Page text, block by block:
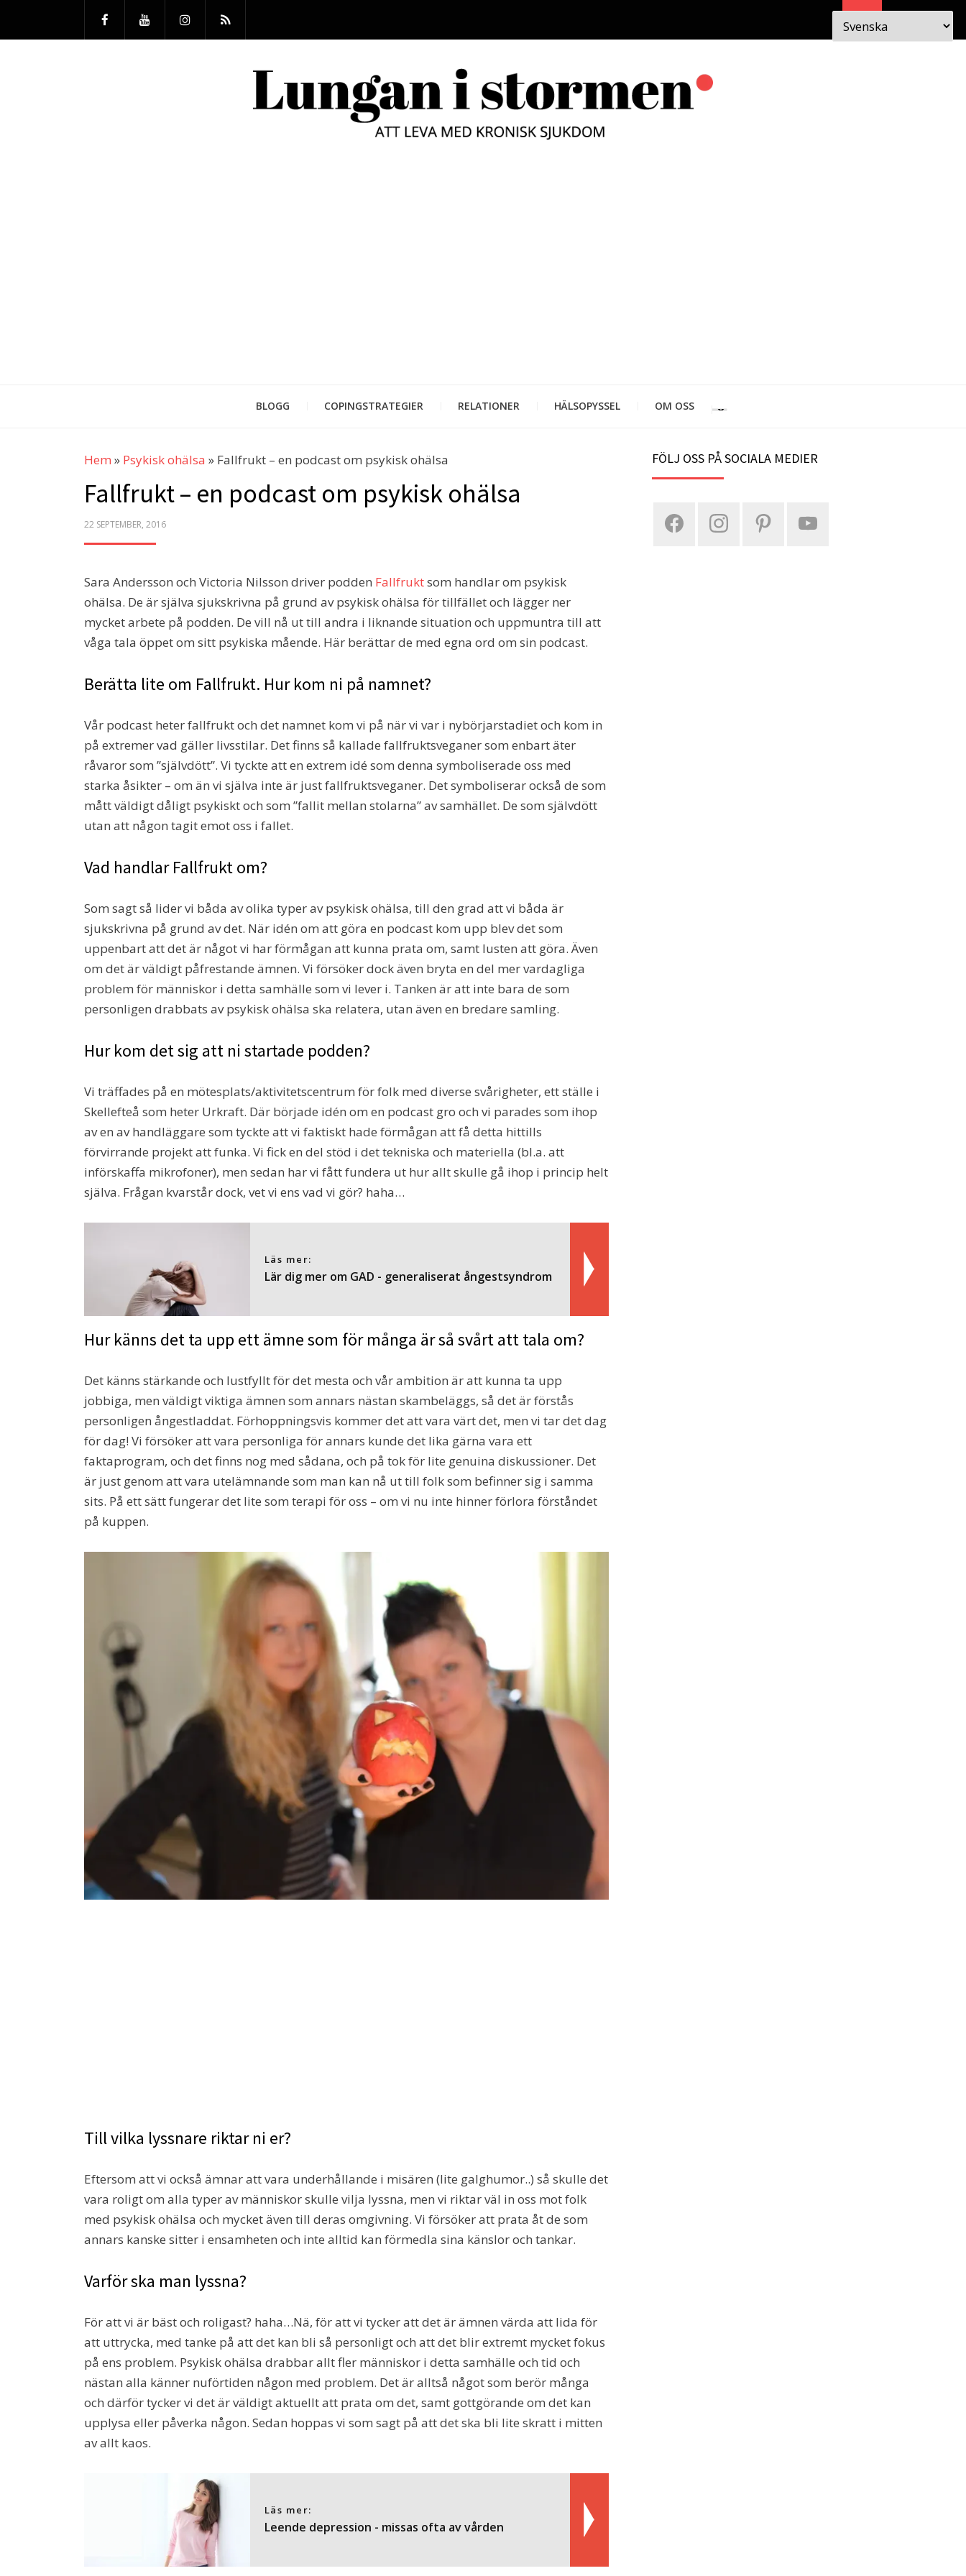
Sök
BLOGG COPINGSTRATEGIER RELATIONER HÄLSOPYSSEL OM OSS
Hem » Psykisk ohälsa » Fallfrukt – en podcast om psykisk ohälsa
Fallfrukt – en podcast om psykisk ohälsa
POSTED
22 SEPTEMBER, 2016
Sara Andersson och Victoria Nilsson driver podden Fallfruktsom handlar om psykisk
ohälsa. De är själva sjukskrivna på grund av psykisk ohälsa för tillfället och lägger ner
mycket arbete på podden. De vill nå ut till andra i liknande situation och uppmuntra till att
våga tala öppet om sitt psykiska mående. Här berättar de med egna ord om sin podcast.
Berätta lite om Fallfrukt. Hur kom ni på namnet?
Vår podcast heter fallfrukt och det namnet kom vi på när vi var i nybörjarstadiet och kom in
på extremer vad gäller livsstilar. Det finns så kallade fallfruktsveganer som enbart äter
råvaror som ”självdött”. Vi tyckte att en extrem idé som denna symboliserade oss med
starka åsikter – om än vi själva inte är just fallfruktsveganer. Det symboliserar också de som
mått väldigt dåligt psykiskt och som ”fallit mellan stolarna” av samhället. De som självdött
utan att någon tagit emot oss i fallet.
Vad handlar Fallfrukt om?
Som sagt så lider vi båda av olika typer av psykisk ohälsa, till den grad att vi båda är
sjukskrivna på grund av det. När idén om att göra en podcast kom upp blev det som
uppenbart att det är något vi har förmågan att kunna prata om, samt lusten att göra. Även
om det är väldigt påfrestande ämnen. Vi försöker dock även bryta en del mer vardagliga
problem för människor i detta samhälle som vi lever i. Tanken är att inte bara de som
personligen drabbats av psykisk ohälsa ska relatera, utan även en bredare samling.
Hur kom det sig att ni startade podden?
Vi träffades på en mötesplats/aktivitetscentrum för folk med diverse svårigheter, ett ställe i
Skellefteå som heter Urkraft. Där började idén om en podcast gro och vi parades som ihop
av en av handläggare som tyckte att vi faktiskt hade förmågan att få detta hittills
förvirrande projekt att funka. Vi fick en del stöd i det tekniska och materiella (bl.a. att
införskaffa mikrofoner), men sedan har vi fått fundera ut hur allt skulle gå ihop i princip helt
själva. Frågan kvarstår dock, vet vi ens vad vi gör? haha…
Läs mer:
Lär dig mer om GAD - generaliserat ångestsyndrom
Hur känns det ta upp ett ämne som för många är så svårt att tala om?
Det känns stärkande och lustfyllt för det mesta och vår ambition är att kunna ta upp
jobbiga, men väldigt viktiga ämnen som annars nästan skambeläggs, så det är förstås
personligen ångestladdat. Förhoppningsvis kommer det att vara värt det, men vi tar det dag
för dag! Vi försöker att vara personliga för annars kunde det lika gärna vara ett
faktaprogram, och det finns nog med sådana, och på tok för lite genuina diskussioner. Det
är just genom att vara utelämnande som man kan nå ut till folk som befinner sig i samma
sits. På ett sätt fungerar det lite som terapi för oss – om vi nu inte hinner förlora förståndet
på kuppen.
Till vilka lyssnare riktar ni er?
Eftersom att vi också ämnar att vara underhållande i misären (lite galghumor..) så skulle det
vara roligt om alla typer av människor skulle vilja lyssna, men vi riktar väl in oss mot folk
med psykisk ohälsa och mycket även till deras omgivning. Vi försöker att prata åt de som
annars kanske sitter i ensamheten och inte alltid kan förmedla sina känslor och tankar.
Varför ska man lyssna?
För att vi är bäst och roligast? haha…Nä, för att vi tycker att det är ämnen värda att lida för
att uttrycka, med tanke på att det kan bli så personligt och att det blir extremt mycket fokus
på ens problem. Psykisk ohälsa drabbar allt fler människor i detta samhälle och tid och
nästan alla känner nuförtiden någon med problem. Det är alltså något som berör många
och därför tycker vi det är väldigt aktuellt att prata om det, samt gottgörande om det kan
upplysa eller påverka någon. Sedan hoppas vi som sagt på att det ska bli lite skratt i mitten
av allt kaos.
Läs mer:
Leende depression - missas ofta av vården
FÖLJ OSS PÅ SOCIALA MEDIER